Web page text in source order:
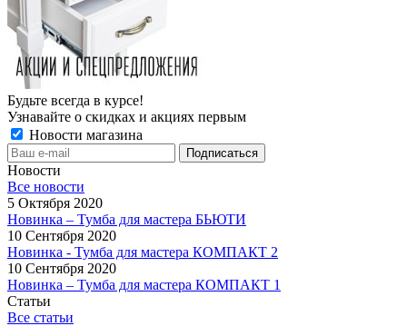
Будьте всегда в курсе!
Узнавайте о скидках и акциях первым
Новости магазина
Новости
Все новости
5 Октября 2020
Новинка – Тумба для мастера БЬЮТИ
10 Сентября 2020
Новинка - Тумба для мастера КОМПАКТ 2
10 Сентября 2020
Новинка – Тумба для мастера КОМПАКТ 1
Статьи
Все статьи